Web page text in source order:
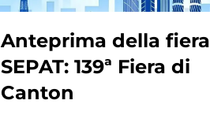
Anteprima della fiera
SEPAT: 139ª Fiera di
Canton